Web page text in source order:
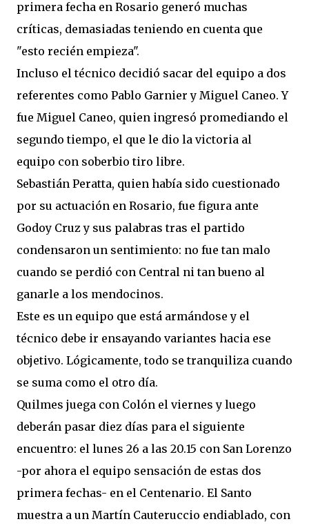
primera fecha en Rosario generó muchas
críticas, demasiadas teniendo en cuenta que
"esto recién empieza".
Incluso el técnico decidió sacar del equipo a dos
referentes como Pablo Garnier y Miguel Caneo. Y
fue Miguel Caneo, quien ingresó promediando el
segundo tiempo, el que le dio la victoria al
equipo con soberbio tiro libre.
Sebastián Peratta, quien había sido cuestionado
por su actuación en Rosario, fue figura ante
Godoy Cruz y sus palabras tras el partido
condensaron un sentimiento: no fue tan malo
cuando se perdió con Central ni tan bueno al
ganarle a los mendocinos.
Este es un equipo que está armándose y el
técnico debe ir ensayando variantes hacia ese
objetivo. Lógicamente, todo se tranquiliza cuando
se suma como el otro día.
Quilmes juega con Colón el viernes y luego
deberán pasar diez días para el siguiente
encuentro: el lunes 26 a las 20.15 con San Lorenzo
-por ahora el equipo sensación de estas dos
primera fechas- en el Centenario. El Santo
muestra a un Martín Cauteruccio endiablado, con